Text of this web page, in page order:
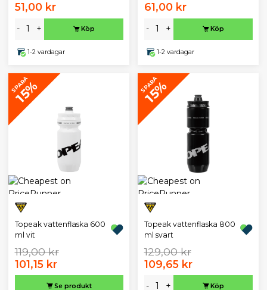
51,00 kr
- + Köp
1-2 vardagar
61,00 kr
- + Köp
1-2 vardagar
SPARA
15%
Topeak vattenflaska 600
ml vit
119,00 kr
101,15 kr
Se produkt
SPARA
15%
Topeak vattenflaska 800
ml svart
129,00 kr
109,65 kr
- + Köp